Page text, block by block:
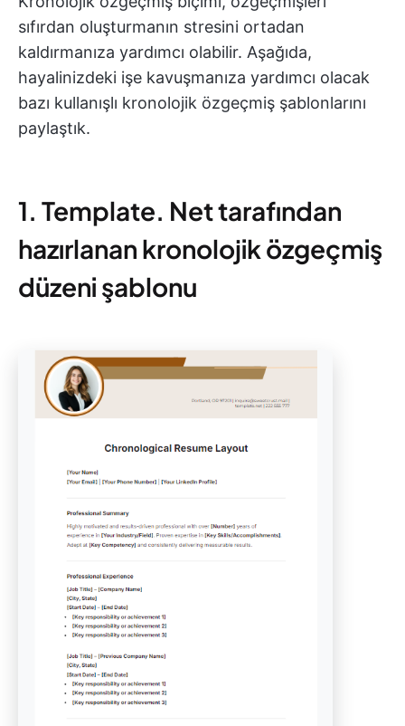
sıfırdan oluşturmanın stresini ortadan
kaldırmanıza yardımcı olabilir. Aşağıda,
hayalinizdeki işe kavuşmanıza yardımcı olacak
bazı kullanışlı kronolojik özgeçmiş şablonlarını
paylaştık.
1. Template. Net tarafından
hazırlanan kronolojik özgeçmiş
düzeni şablonu